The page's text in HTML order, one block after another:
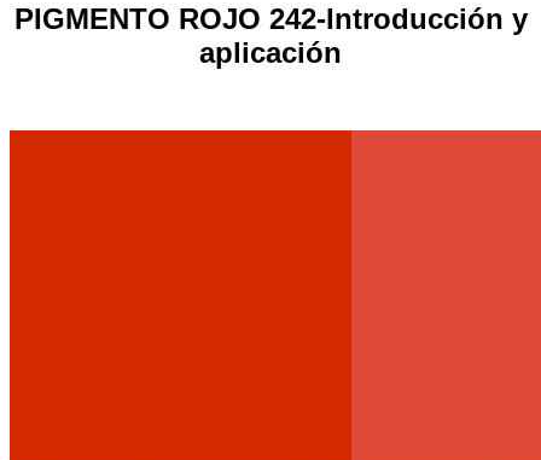
PIGMENTO ROJO 242-Introducción y
aplicación